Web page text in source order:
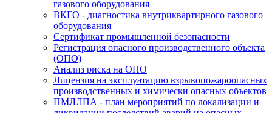
газового оборудования
ВКГО - диагностика внутриквартирного газового
оборудования
Сертификат промышленной безопасности
Регистрация опасного производственного объекта
(ОПО)
Анализ риска на ОПО
Лицензия на эксплуатацию взрывопожароопасных
производственных и химически опасных объектов
ПМЛЛПА - план мероприятий по локализации и